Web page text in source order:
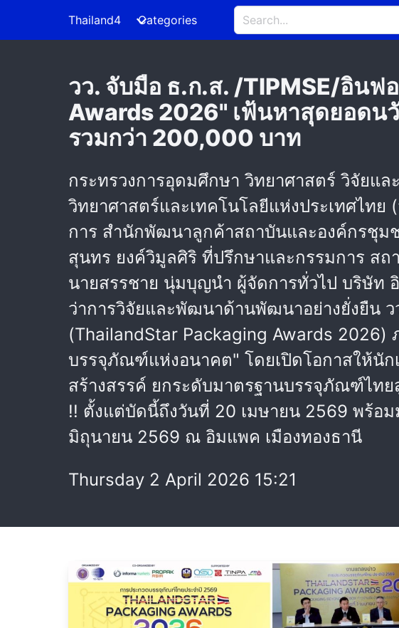
Thailand4 Categories
วว. จับมือ ธ.ก.ส. /TIPMSE/อินฟ
Awards 2026" เฟ้นหาสุดยอดน
รวมกว่า 200,000 บาท
กระทรวงการอุดมศึกษา วิทยาศาสตร์ วิจัยแ
วิทยาศาสตร์และเทคโนโลยีแห่งประเทศไทย
การ สำนักพัฒนาลูกค้าสถาบันและองค์กรชุม
สุนทร ยงค์วิมูลศิริ ที่ปรึกษาและกรรมการ สถ
นายสรรชาย นุ่มบุญนำ ผู้จัดการทั่วไป บริษัท
ว่าการวิจัยและพัฒนาด้านพัฒนาอย่างยั่งยืน
(ThailandStar Packaging Awards
บรรจุภัณฑ์แห่งอนาคต" โดยเปิดโอกาสให้นัก
สร้างสรรค์ ยกระดับมาตรฐานบรรจุภัณฑ์ไทย
!! ตั้งแต่บัดนี้ถึงวันที่ 20 เมษายน 2569 พร้อม
มิถุนายน 2569 ณ อิมแพค เมืองทองธานี
Thursday 2 April 2026 15:21